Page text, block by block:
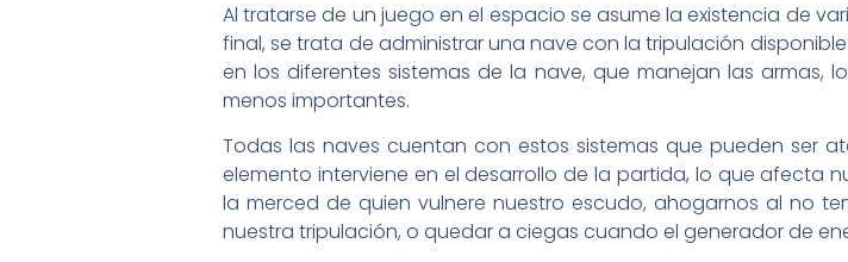
Al tratarse de un juego en el espacio se asume la existencia de
final, se trata de administrar una nave con la tripulación
en los diferentes sistemas de la nave, que manejan las armas,
menos importantes.
Todas las naves cuentan con estos sistemas que pueden ser
elemento interviene en el desarrollo de la partida, lo que afecta
la merced de quien vulnere nuestro escudo, ahogarnos al no
nuestra tripulación, o quedar a ciegas cuando el generador de